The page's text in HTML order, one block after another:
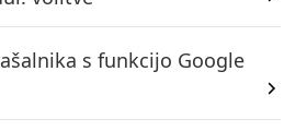
s funkcijo Google